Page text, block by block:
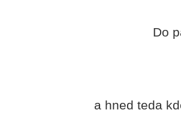
Do
a hned teda